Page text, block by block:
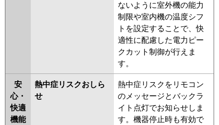
ないように室外機の能力
制限や室内機の温度シフ
トを設定することで、快
適性に配慮した電力ピー
クカット制御が行えま
す。
安
心・
快適
機能
熱中症リスクおしら
せ
熱中症リスクをリモコン
のメッセージとバックラ
イト点灯でお知らせしま
す。機器停止時も有効で